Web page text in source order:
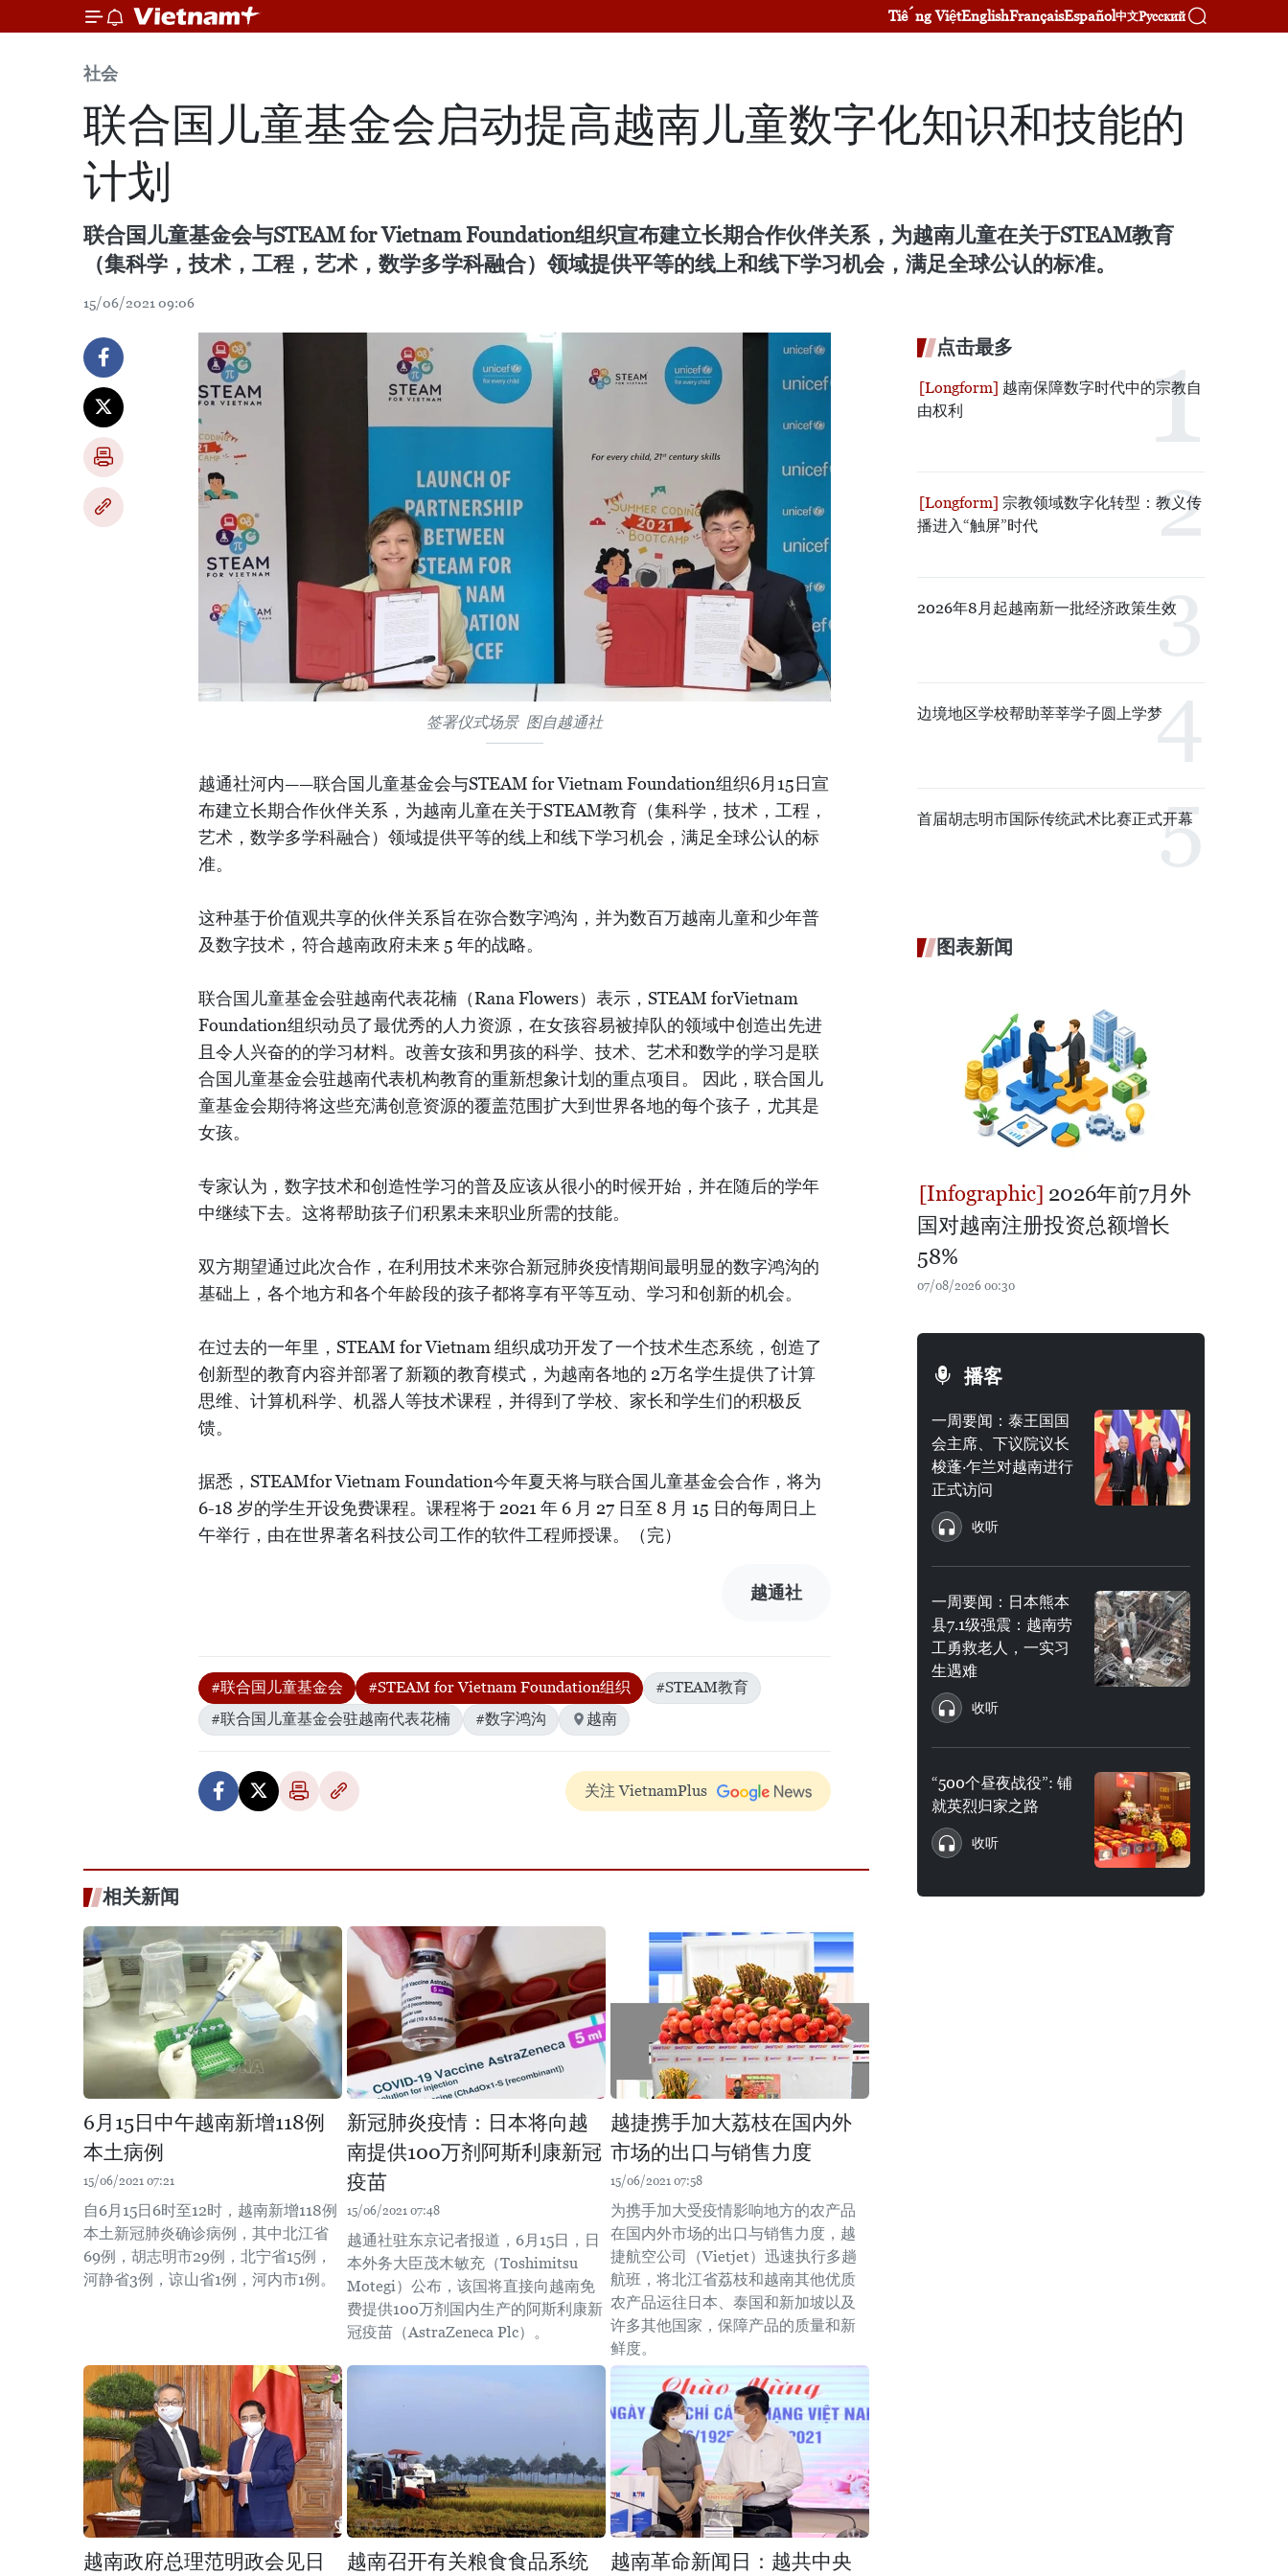
Tiếng ViệtEnglishFrançaisEspañol中文Русский
社会
联合国儿童基金会启动提高越南儿童数字化知识和技能的
计划
联合国儿童基金会与STEAM for Vietnam Foundation组织宣布建立长期合作伙伴关系，为越南儿童在关于STEAM教育
（集科学，技术，工程，艺术，数学多学科融合）领域提供平等的线上和线下学习机会，满足全球公认的标准。
15/06/2021 09:06
签署仪式场景 图自越通社
越通社河内——联合国儿童基金会与STEAM for Vietnam Foundation组织6月15日宣
布建立长期合作伙伴关系，为越南儿童在关于STEAM教育（集科学，技术，工程，
艺术，数学多学科融合）领域提供平等的线上和线下学习机会，满足全球公认的标
准。
这种基于价值观共享的伙伴关系旨在弥合数字鸿沟，并为数百万越南儿童和少年普
及数字技术，符合越南政府未来 5 年的战略。
联合国儿童基金会驻越南代表花楠（Rana Flowers）表示，STEAM forVietnam
Foundation组织动员了最优秀的人力资源，在女孩容易被掉队的领域中创造出先进
且令人兴奋的的学习材料。改善女孩和男孩的科学、技术、艺术和数学的学习是联
合国儿童基金会驻越南代表机构教育的重新想象计划的重点项目。 因此，联合国儿
童基金会期待将这些充满创意资源的覆盖范围扩大到世界各地的每个孩子，尤其是
女孩。
专家认为，数字技术和创造性学习的普及应该从很小的时候开始，并在随后的学年
中继续下去。这将帮助孩子们积累未来职业所需的技能。
双方期望通过此次合作，在利用技术来弥合新冠肺炎疫情期间最明显的数字鸿沟的
基础上，各个地方和各个年龄段的孩子都将享有平等互动、学习和创新的机会。
在过去的一年里，STEAM for Vietnam 组织成功开发了一个技术生态系统，创造了
创新型的教育内容并部署了新颖的教育模式，为越南各地的 2万名学生提供了计算
思维、计算机科学、机器人等技术课程，并得到了学校、家长和学生们的积极反
馈。
据悉，STEAMfor Vietnam Foundation今年夏天将与联合国儿童基金会合作，将为
6-18 岁的学生开设免费课程。课程将于 2021 年 6 月 27 日至 8 月 15 日的每周日上
午举行，由在世界著名科技公司工作的软件工程师授课。（完）
越通社
#联合国儿童基金会 #STEAM for Vietnam Foundation组织
#STEAM教育
#联合国儿童基金会驻越南代表花楠
#数字鸿沟 越南
关注 VietnamPlus
相关新闻
6月15日中午越南新增118例
本土病例
15/06/2021 07:21
自6月15日6时至12时，越南新增118例
本土新冠肺炎确诊病例，其中北江省
69例，胡志明市29例，北宁省15例，
河静省3例，谅山省1例，河内市1例。
新冠肺炎疫情：日本将向越
南提供100万剂阿斯利康新冠
疫苗
15/06/2021 07:48
越通社驻东京记者报道，6月15日，日
本外务大臣茂木敏充（Toshimitsu
Motegi）公布，该国将直接向越南免
费提供100万剂国内生产的阿斯利康新
冠疫苗（AstraZeneca Plc）。
越捷携手加大荔枝在国内外
市场的出口与销售力度
15/06/2021 07:58
为携手加大受疫情影响地方的农产品
在国内外市场的出口与销售力度，越
捷航空公司（Vietjet）迅速执行多趟
航班，将北江省荔枝和越南其他优质
农产品运往日本、泰国和新加坡以及
许多其他国家，保障产品的质量和新
鲜度。
越南政府总理范明政会见日 越南召开有关粮食食品系统 越南革命新闻日：越共中央
点击最多
越南保障数字时代中的宗教自
由权利
宗教领域数字化转型：教义传
播进入“触屏”时代
2026年8月起越南新一批经济政策生效
边境地区学校帮助莘莘学子圆上学梦
首届胡志明市国际传统武术比赛正式开幕
图表新闻
2026年前7月外
国对越南注册投资总额增长
58%
07/08/2026 00:30
播客
一周要闻：泰王国国
会主席、下议院议长
梭蓬·乍兰对越南进行
正式访问
收听
一周要闻：日本熊本
县7.1级强震：越南劳
工勇救老人，一实习
生遇难
收听
“500个昼夜战役”: 铺
就英烈归家之路
收听